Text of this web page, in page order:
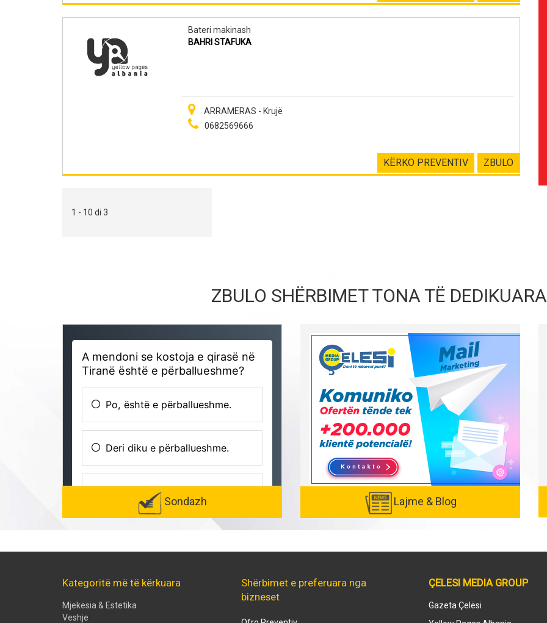
Bateri makinash
BAHRI STAFUKA
ARRAMERAS - Krujë
0682569666
ZBULO
KËRKO PREVENTIV
1 - 10 di 3
ZBULO SHËRBIMET TONA TË
Sondazh Lajme & Blog
Kategoritë më të kërkuara
Mjekësia & Estetika
Veshje
Shërbimet e preferuara nga
bizneset
ÇELESI MEDIA GROUP
Gazeta Çelësi